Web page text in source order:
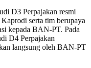
D3 Perpajakan resmi
serta tim berupaya
kepada BAN-PT. Pada
D4 Perpajakan
langsung oleh BAN-PT